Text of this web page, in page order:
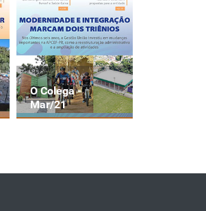
O Colega -
Mar/21